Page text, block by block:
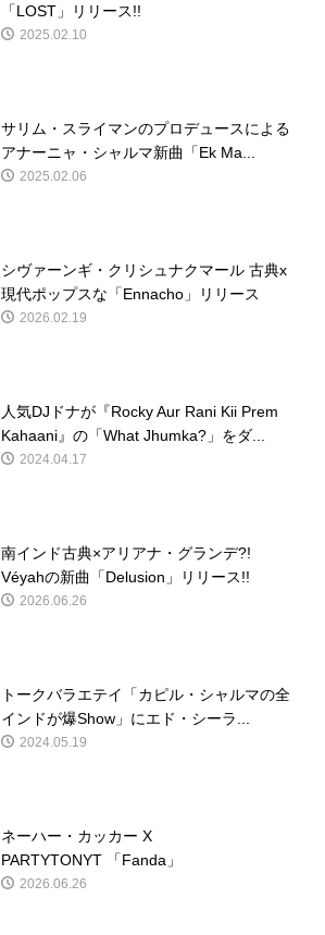
「LOST」リリース!!
2025.02.10
サリム・スライマンのプロデュースによる
アナーニャ・シャルマ新曲「Ek Ma...
2025.02.06
シヴァーンギ・クリシュナクマール 古典x
現代ポップスな「Ennacho」リリース
2026.02.19
人気DJドナが『Rocky Aur Rani Kii Prem
Kahaani』の「What Jhumka?」をダ...
2024.04.17
南インド古典×アリアナ・グランデ?!
Véyahの新曲「Delusion」リリース!!
2026.06.26
トークバラエテイ「カピル・シャルマの全
インドが爆Show」にエド・シーラ...
2024.05.19
ネーハー・カッカー X
PARTYTONYT 「Fanda」
2026.06.26